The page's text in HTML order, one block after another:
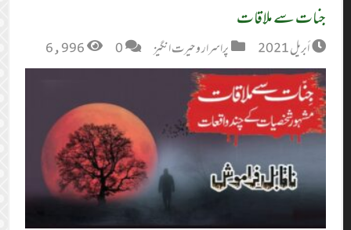
جنات سے ملاقات
أبريل 2021 پراسرار و حیرت انگیز 0
6,996